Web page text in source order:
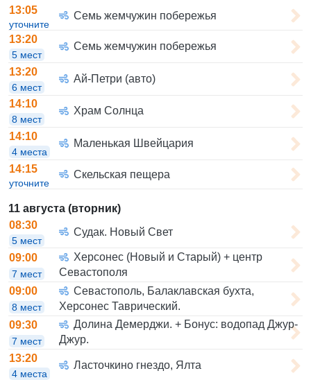
13:05
уточните
Семь жемчужин побережья
13:20
5 мест
Семь жемчужин побережья
13:20
6 мест
Ай-Петри (авто)
14:10
8 мест
Храм Солнца
14:10
4 места
Маленькая Швейцария
14:15
уточните
Скельская пещера
11 августа (вторник)
08:30
5 мест
Судак. Новый Свет
09:00
7 мест
Херсонес (Новый и Старый) + центр
Севастополя
09:00
8 мест
Севастополь, Балаклавская бухта,
Херсонес Таврический.
09:30
7 мест
Долина Демерджи. + Бонус: водопад Джур-
Джур.
13:20
4 места
Ласточкино гнездо, Ялта